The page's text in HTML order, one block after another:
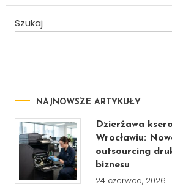
Szukaj
NAJNOWSZE ARTYKUŁY
Dzierżawa
Wrocławiu:
outsourcing
biznesu
24 czerwca, 2026